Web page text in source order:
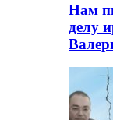
Нам
делу